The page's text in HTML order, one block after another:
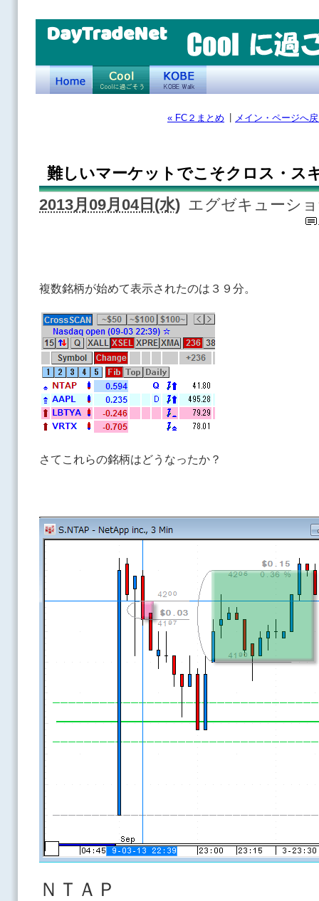
DayTradeNet
« FC２まとめ メイン・ページへ
難しいマーケットでこそクロス・ス
2013月09月04日(水) エグゼキューシ
複数銘柄が始めて表示されたのは３９分。
さてこれらの銘柄はどうなったか？
ＮＴＡＰ